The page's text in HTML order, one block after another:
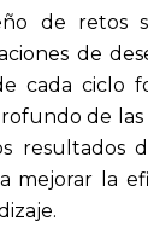
de retos
de
cada ciclo
de
resultados
mejorar la